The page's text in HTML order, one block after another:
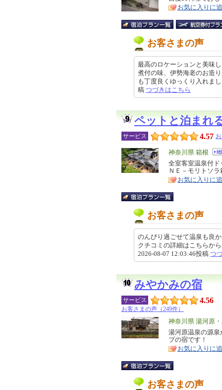
ア
徴 お気に入りに
お客さまの声
最高のロケーションと美味
煮付の味、伊勢海老のお造
も丁度良くゆっくり入れま
稿 つづきはこちら
ペットと泊まれ
サービス 4.57
エ
リ
ア
神奈川県 箱根
特
徴
全室客室温泉付
ＮＥ－モリトソラ
お気に入りに
お客さまの声
のんびり過ごせて温泉も良
クチコミの詳細はこちら
2026-08-07 12:03:46投稿 つ
みやかみの宿
サービス 4.56
お客さまの声（249件）
エ
リ
ア
神奈川県 湯河原
特
徴
湯河原温泉の源
プの宿です！
お気に入りに
お客さまの声